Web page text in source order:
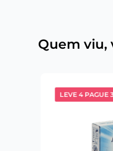
Quem viu,
LEVE 4 PAGUE 3